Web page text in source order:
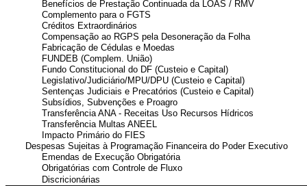
Benefícios de Prestação Continuada da LOAS / RMV
Complemento para o FGTS
Créditos Extraordinários
Compensação ao RGPS pela Desoneração da Folha
Fabricação de Cédulas e Moedas
FUNDEB (Complem. União)
Fundo Constitucional do DF (Custeio e Capital)
Legislativo/Judiciário/MPU/DPU (Custeio e Capital)
Sentenças Judiciais e Precatórios (Custeio e Capital)
Subsídios, Subvenções e Proagro
Transferência ANA - Receitas Uso Recursos Hídricos
Transferência Multas ANEEL
Impacto Primário do FIES
Despesas Sujeitas à Programação Financeira do Poder Executivo
Emendas de Execução Obrigatória
Obrigatórias com Controle de Fluxo
Discricionárias